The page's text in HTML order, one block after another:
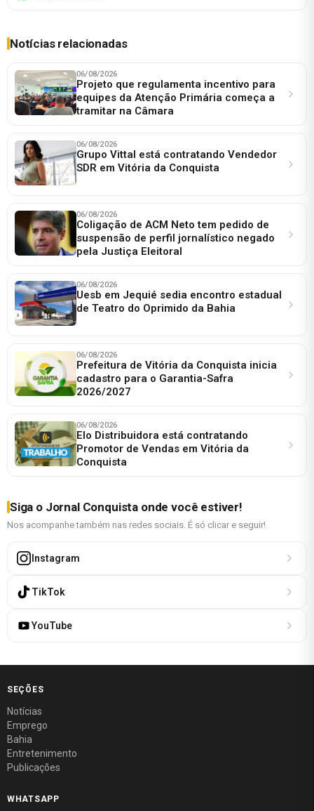
Notícias relacionadas
06/08/2026
Projeto que regulamenta incentivo para
equipes da Atenção Primária começa a
tramitar na Câmara
06/08/2026
Grupo Vittal está contratando Vendedor
SDR em Vitória da Conquista
06/08/2026
Coligação de ACM Neto tem pedido de
suspensão de perfil jornalístico negado
pela Justiça Eleitoral
06/08/2026
Uesb em Jequié sedia encontro estadual
de Teatro do Oprimido da Bahia
06/08/2026
Prefeitura de Vitória da Conquista inicia
cadastro para o Garantia-Safra
2026/2027
06/08/2026
Elo Distribuidora está contratando
Promotor de Vendas em Vitória da
Conquista
Siga o Jornal Conquista onde você estiver!
Nos acompanhe também nas redes sociais. É só clicar e seguir!
Instagram
TikTok
YouTube
SEÇÕES
Notícias
Emprego
Bahia
Entretenimento
Publicações
WHATSAPP